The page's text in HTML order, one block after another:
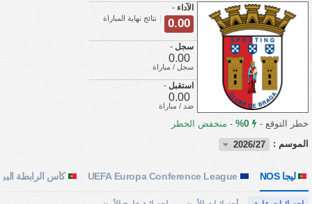
الآداء -
0.00 نتائج نهاية المباراة
سجل -
0.00
سجل / مباراة
استقبل -
0.00
ضد / مباراة
خطر التوقع - 0%
- منخفض الخطر
الموسم :
2026/27
ليجا NOS UEFA Europa Conference League كأس الرابطة